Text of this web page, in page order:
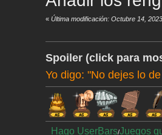
«Última modificación: Octubre 14,
Spoiler (click para
Yo digo: "No dejes lo
Hago UserBars/Juegos